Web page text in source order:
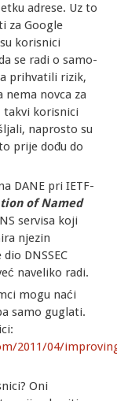
adrese. Uz to
za Google
korisnici
se radi o samo-
prihvatili rizik,
novca za
takvi korisnici
naprosto su
prije dođu do
DANE pri IETF-
of Named
servisa koji
njezin
DNSSEC
naveliko radi.
mogu naći
samo guglati.
2011/04/
Oni